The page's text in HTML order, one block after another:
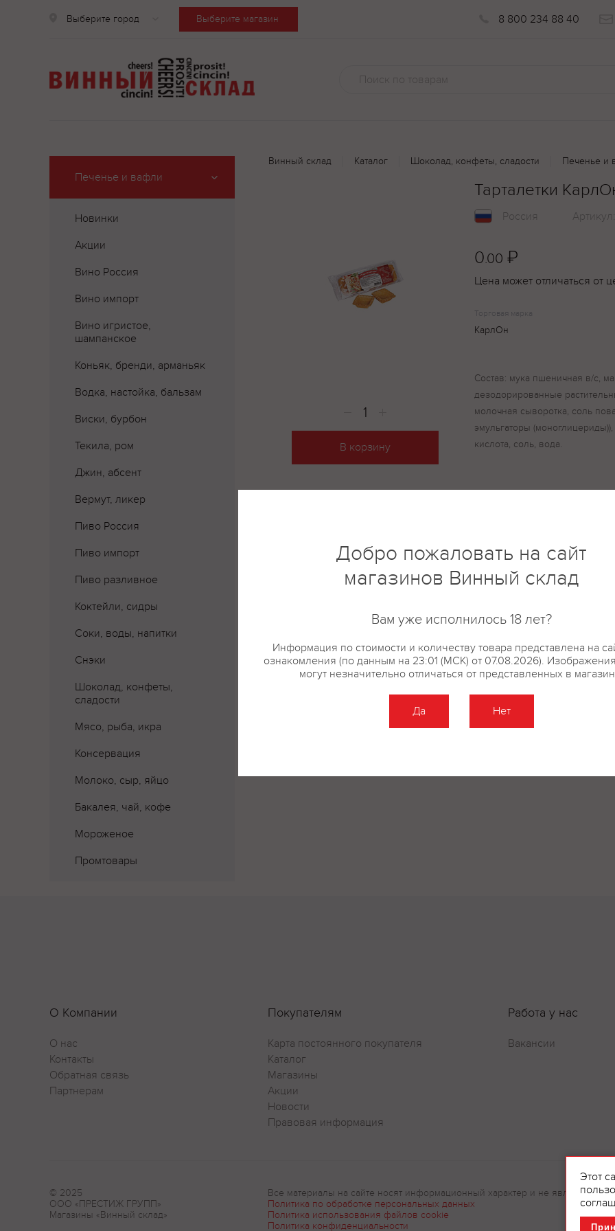
Выберите город Выберите магазин 8 800 234 88 40
Печенье и вафли
Новинки
Акции
Вино Россия
Вино импорт
Вино игристое,
шампанское
Коньяк, бренди, арманьяк
Водка, настойка, бальзам
Виски, бурбон
Текила, ром
Джин, абсент
Вермут, ликер
Пиво Россия
Пиво импорт
Пиво разливное
Коктейли, сидры
Соки, воды, напитки
Снэки
Шоколад, конфеты,
сладости
Мясо, рыба, икра
Консервация
Молоко, сыр, яйцо
Бакалея, чай, кофе
Мороженое
Промтовары
Винный склад Каталог Шоколад, конфеты, сладости Печенье и
В корзину
Тарталетки
Россия Артикул:
0.00 ₽
Цена может отличаться от
Торговая марка
КарлОн
Состав: мука пшеничная в/с,
дезодорированные
молочная сыворотка, соль
эмульгаторы
кислота, соль, вода.
О Компании
О нас
Контакты
Обратная связь
Партнерам
Покупателям
Карта постоянного покупателя
Каталог
Магазины
Акции
Новости
Правовая информация
Работа у нас
Вакансии
© 2025
ООО «ПРЕСТИЖ ГРУПП»
Магазины «Винный склад»
Все материалы на сайте носят информационный характер и не являются
Политика по обработке персональных данных
Политика использования файлов cookie
Политика конфиденциальности
Этот
Добро пожаловать на сайт
магазинов Винный склад
Вам уже исполнилось 18 лет?
Информация по стоимости и количеству товара представлена на
ознакомления (по данным на 23:01 (МСК) от 07.08.2026).
могут незначительно отличаться от представленных в
Да Нет